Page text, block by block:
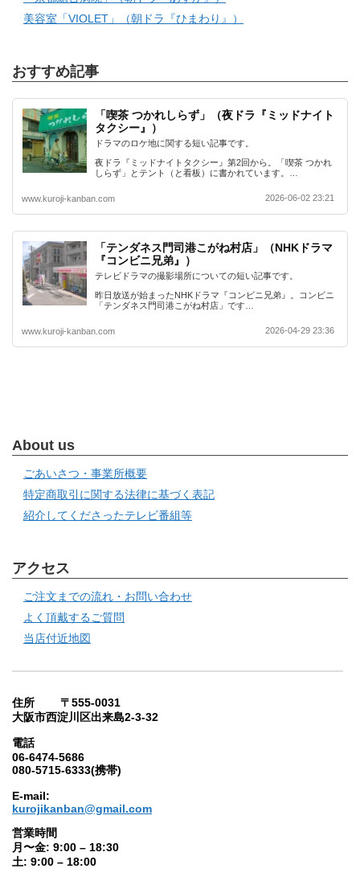
美容室「VIOLET」（朝ドラ『ひまわり』）
おすすめ記事
「喫茶 つかれしらず」（夜ドラ『ミッドナイト
タクシー』）
ドラマのロケ地に関する短い記事です。
夜ドラ『ミッドナイトタクシー』第2回から。「喫茶 つかれ
しらず」とテント（と看板）に書かれています。…
www.kuroji-kanban.com 2026-06-02 23:21
「テンダネス門司港こがね村店」（NHKドラマ
『コンビニ兄弟』）
テレビドラマの撮影場所についての短い記事です。
昨日放送が始まったNHKドラマ『コンビニ兄弟』。コンビニ
「テンダネス門司港こがね村店」です…
www.kuroji-kanban.com 2026-04-29 23:36
About us
ごあいさつ・事業所概要
特定商取引に関する法律に基づく表記
紹介してくださったテレビ番組等
アクセス
ご注文までの流れ・お問い合わせ
よく頂戴するご質問
当店付近地図
住所 〒555-0031
大阪市西淀川区出来島2-3-32
電話
06-6474-5686
080-5715-6333(携帯)
E-mail:
kurojikanban@gmail.com
営業時間
月〜金: 9:00 – 18:30
土: 9:00 – 18:00